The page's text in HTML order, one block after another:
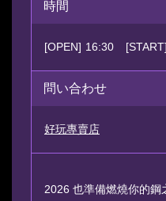
時間
[OPEN] 16:30 [START]
問い合わせ
好玩專賣店
2026 也準備燃燒你的鋼